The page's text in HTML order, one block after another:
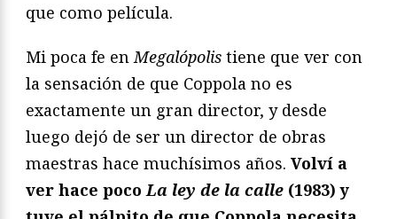
que como película.
Mi poca fe en Megalópolis tiene que ver con
la sensación de que Coppola no es
exactamente un gran director, y desde
luego dejó de ser un director de obras
maestras hace muchísimos años. Volví a
ver hace poco La ley de la calle (1983) y